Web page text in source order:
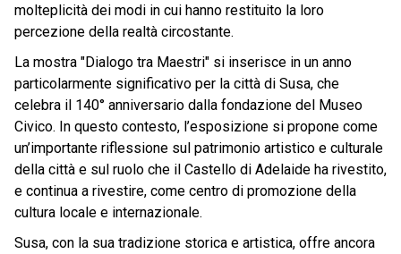
molteplicità dei modi in cui hanno restituito la loro
percezione della realtà circostante.
La mostra "Dialogo tra Maestri" si inserisce in un anno
particolarmente significativo per la città di Susa, che
celebra il 140° anniversario dalla fondazione del Museo
Civico. In questo contesto, l’esposizione si propone come
un’importante riflessione sul patrimonio artistico e culturale
della città e sul ruolo che il Castello di Adelaide ha rivestito,
e continua a rivestire, come centro di promozione della
cultura locale e internazionale.
Susa, con la sua tradizione storica e artistica, offre ancora